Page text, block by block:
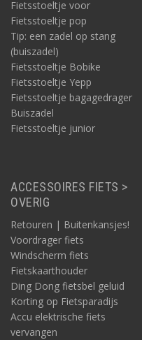
Fietsstoeltje voor
Fietsstoeltje pop
Tip: een zadel op stang
(buiszadel)
Fietsstoeltje Bobike
Fietsstoeltje Yepp
Fietsstoeltje bagagedrager
Buiszadel
Fietsstoeltje junior
ACCESSOIRES FIETS >
OVERIG
Retouren | Buitenkansjes!
Voordrager fiets
Windscherm fiets
Fietskaarthouder
Ding Dong fietsbel geluid
Korting op Fietsparadijs
Accu elektrische fiets
vervangen